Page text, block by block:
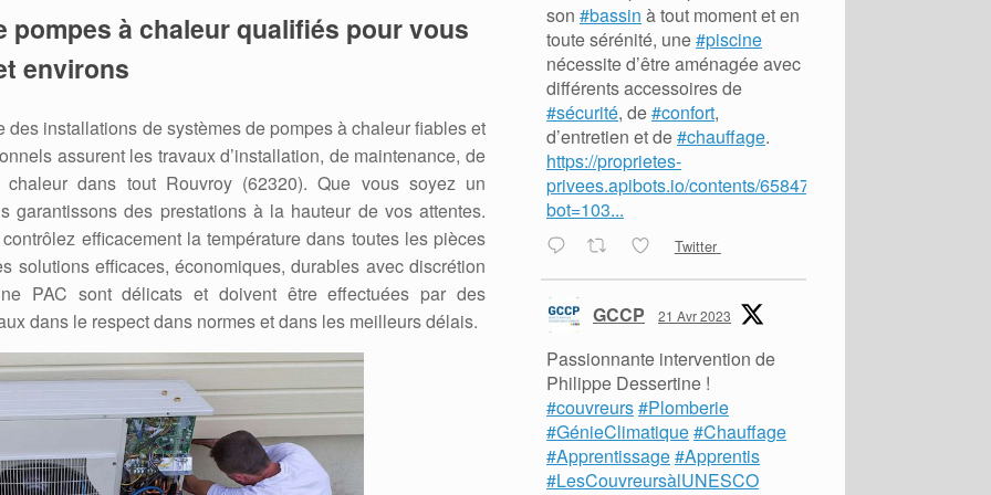
pompes à chaleur qualifiés pour vous
environs
installations de systèmes de pompes à chaleur fiables et
assurent les travaux d’installation, de maintenance, de
dans tout Rouvroy (62320). Que vous soyez un
garantissons des prestations à la hauteur de vos attentes.
efficacement la température dans toutes les pièces
solutions efficaces, économiques, durables avec discrétion
PAC sont délicats et doivent être effectuées par des
dans le respect dans normes et dans les meilleurs délais.
son#bassin à tout moment et en
toute sérénité, une#piscine
nécessite d’être aménagée avec
différents accessoires de
#sécurité, de#confort,
d’entretien et de#chauffage.
https://proprietes-
privees.apibots.io/contents/65847?
bot=103...
Twitter
GCCP 21 Avr 2023
Passionnante intervention de
Philippe Dessertine !
#couvreurs#Plomberie
#GénieClimatique#Chauffage
#Apprentissage#Apprentis
#LesCouvreursàlUNESCO